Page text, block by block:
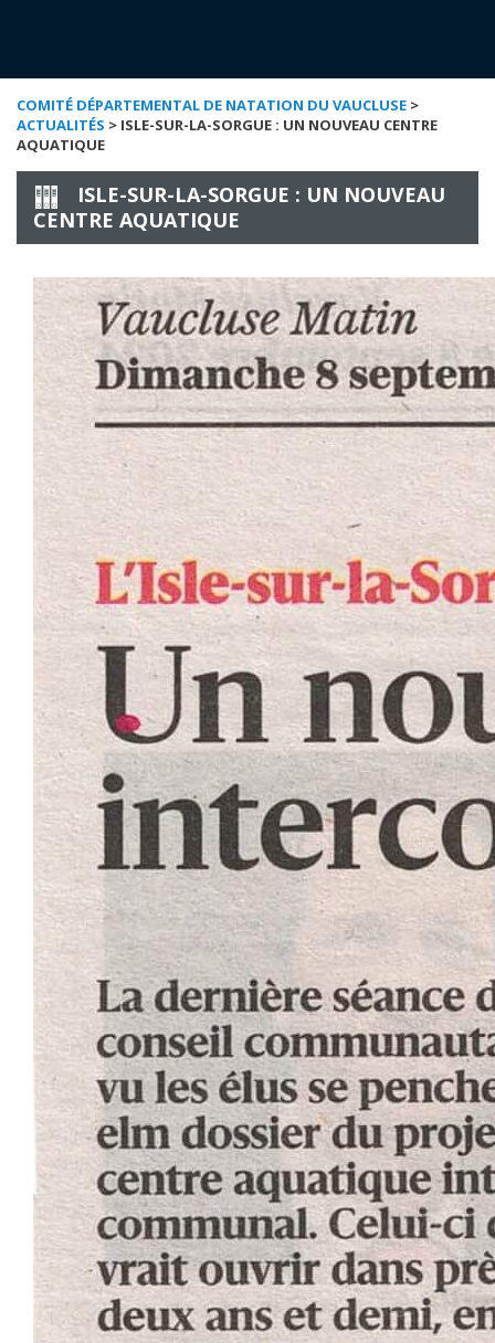
COMITÉ DÉPARTEMENTAL DE NATATION DU VAUCLUSE >
ACTUALITÉS > ISLE-SUR-LA-SORGUE : UN NOUVEAU CENTRE
AQUATIQUE
ISLE-SUR-LA-SORGUE : UN NOUVEAU
CENTRE AQUATIQUE